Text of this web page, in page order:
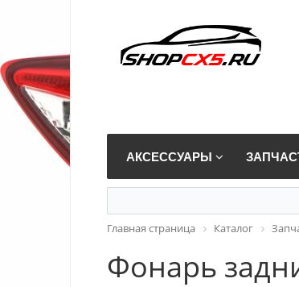
АКСЕССУАРЫ
Главная страница Каталог
Фонарь